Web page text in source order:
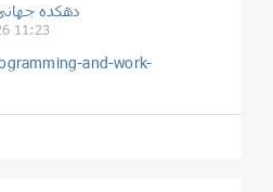
دهکده
11:23
and-work-